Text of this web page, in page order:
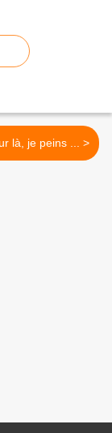
496, Ce jour là, je peins ... >